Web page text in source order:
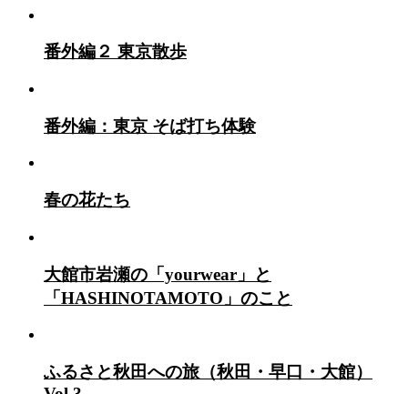
番外編２ 東京散歩
番外編：東京 そば打ち体験
春の花たち
大館市岩瀬の「yourwear」と
「HASHINOTAMOTO」のこと
ふるさと秋田への旅（秋田・早口・大館）